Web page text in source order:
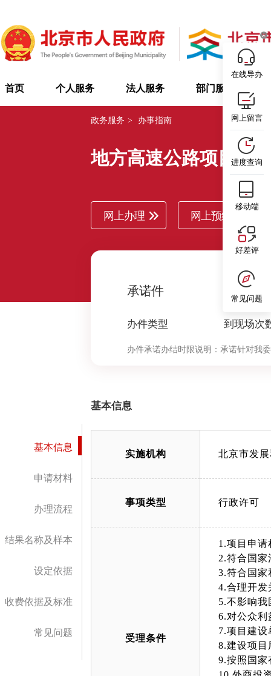
首页 个人服务 法人服务 部门服务
政务服务 > 办事指南
地方高速公路项目核
网上办理 网上预约
承诺件
办件类型
0
到现场次
办件承诺办结时限说明： 承诺针对我
基本信息
申请材料
办理流程
结果名称及样本
设定依据
收费依据及标准
常见问题
基本信息
实施机构 北京市发
事项类型 行政许可
受理条件
1.项目申
2.符合国
3.符合国家
4.合理开发
5.不影响
6.对公众利
7.项目建
8.建设项目
9.按照国家
在线导办
网上留言
进度查询
移动端
好差评
常见问题